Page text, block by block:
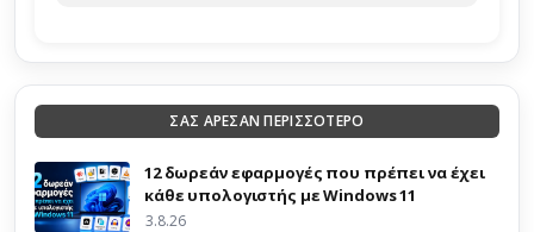
ΣΑΣ ΑΡΕΣΑΝ ΠΕΡΙΣΣΟΤΕΡΟ
12 δωρεάν εφαρμογές που πρέπει να έχει
κάθε υπολογιστής με Windows 11
3.8.26